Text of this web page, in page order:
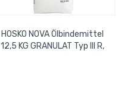
HOSKO NOVA Ölbindemittel
12,5 KG GRANULAT Typ III R,